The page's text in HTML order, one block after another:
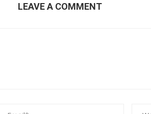
LEAVE A COMMENT